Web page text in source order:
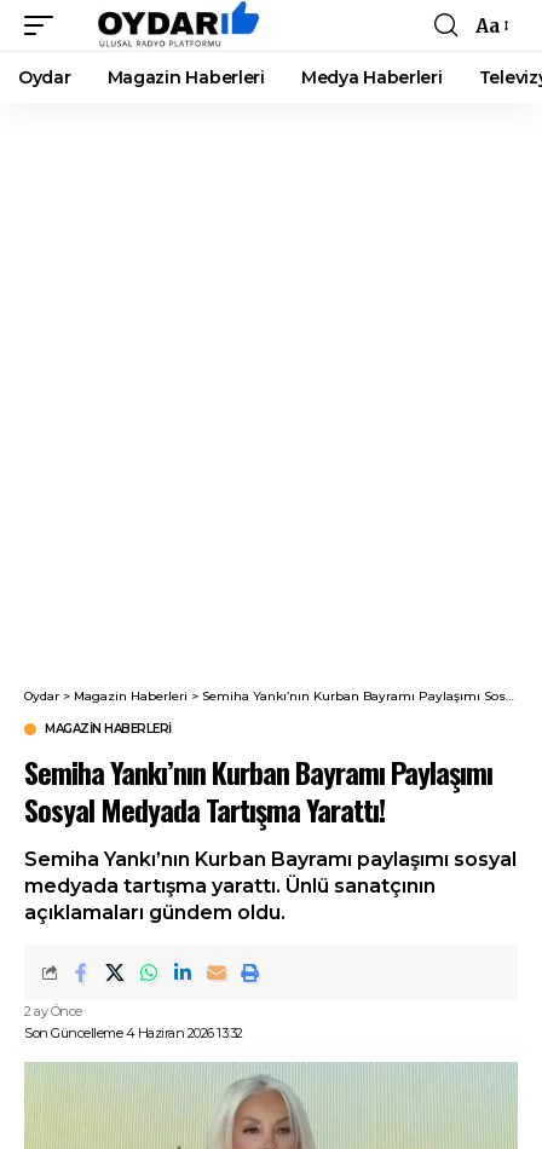
Font
Resizer
Aa
Oydar Magazin Haberleri Medya Haberleri
Oydar > Magazin Haberleri > Semiha Yankı’nın Kurban Bayramı Paylaşımı Sosyal Medyada Tartışma Yarattı!
MAGAZIN HABERLERI
Semiha Yankı’nın Kurban Bayramı Paylaşımı
Sosyal Medyada Tartışma Yarattı!
Semiha Yankı’nın Kurban Bayramı paylaşımı sosyal
medyada tartışma yarattı. Ünlü sanatçının
açıklamaları gündem oldu.
Son Güncelleme 4 Haziran 2026 13:32
2 ay Önce